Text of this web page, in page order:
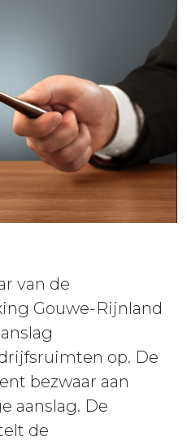
van de
Gouwe-Rijnland
op. De
bezwaar aan
aanslag. De
de